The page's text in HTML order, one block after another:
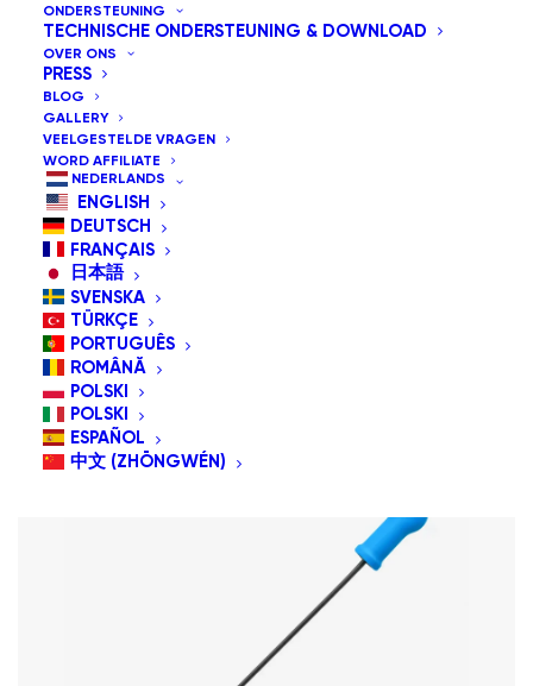
ONDERSTEUNING
TECHNISCHE ONDERSTEUNING & DOWNLOAD
OVER ONS
PRESS
BLOG
GALLERY
VEELGESTELDE VRAGEN
WORD AFFILIATE
NEDERLANDS
ENGLISH
DEUTSCH
FRANÇAIS
日本語
SVENSKA
TÜRKÇE
PORTUGUÊS
ROMÂNĂ
POLSKI
POLSKI
ESPAÑOL
中文 (ZHŌNGWÉN)
de innovatieve Muscle Switch. Elke schakelaar is
voorzien van een 3,5 mm-aansluiting, waardoor hij
compatibel is met diverse hulpmiddelen.
Toon alles
Sorteer op prijs: hoog naar laag